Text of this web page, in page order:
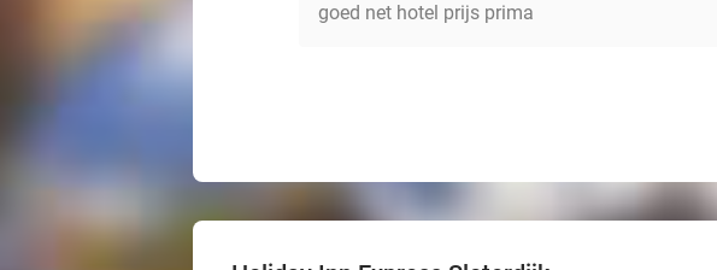
goed net hotel prijs prima